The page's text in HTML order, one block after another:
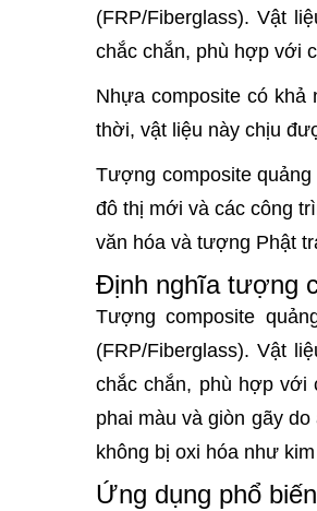
(FRP/Fiberglass). Vật
chắc chắn, phù hợp với
Nhựa composite có khả
thời, vật liệu này chịu
Tượng composite
đô thị mới và các công
văn hóa và tượng Phật
Định nghĩa tượng
Tượng composite
(FRP/Fiberglass). Vật
chắc chắn, phù hợp với
phai màu và giòn gãy
không bị oxi hóa như
Ứng dụng phổ